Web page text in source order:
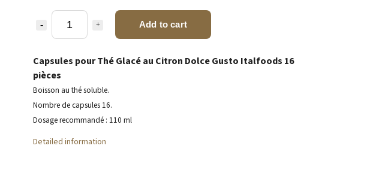
Add to cart
Capsules pour Thé Glacé au Citron Dolce Gusto Italfoods 16
pièces
Boisson au thé soluble.
Nombre de capsules 16.
Dosage recommandé : 110 ml
Detailed information